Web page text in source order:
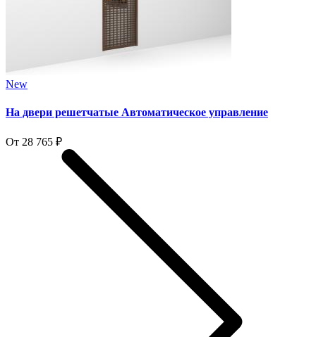
New
На двери решетчатые Автоматическое управление
От 28 765 ₽